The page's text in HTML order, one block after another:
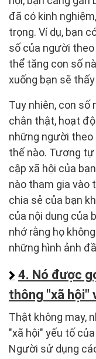
đã có kinh
trọng. Ví dụ, bạn
số của người
thể tăng con số
xuống bạn sẽ
Tuy nhiên, con số
chân thật, hoạt
những người theo
thế nào. Tương
cập xã hội của
nào tham gia vào
chia sẻ của bạn
của nội dung của
nhớ rằng họ
những hình ảnh
4. Nó được
thông "xã hội"
Thật không may,
"xã hội" yếu tố
Người sử dụng